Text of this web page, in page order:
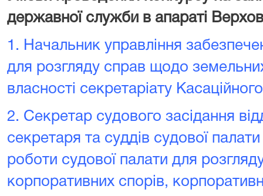
державної служби в апараті
1. Начальник управління
для розгляду справ щодо
власності секретаріату
2. Секретар судового засідання
секретаря та суддів судової
роботи судової палати для
корпоративних спорів‚